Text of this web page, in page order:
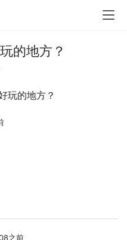
的地方？
玩的地方？
之前